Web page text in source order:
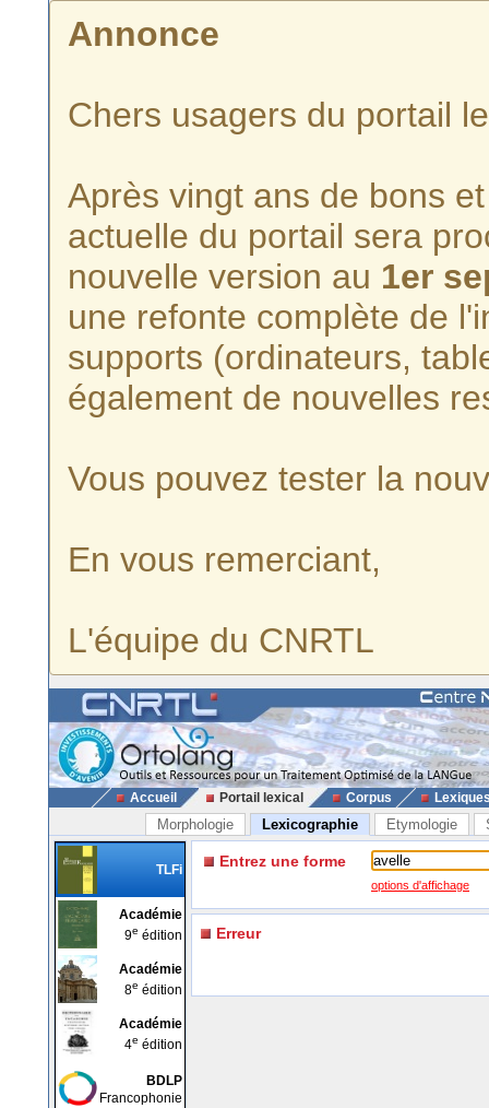
Annonce
Chers usagers du portail
Après vingt ans de bons
actuelle du portail sera
nouvelle version au 1er
une refonte complète de
supports (ordinateurs,
également de nouvelles
Vous pouvez tester la
En vous remerciant,
L'équipe du CNRTL
Accueil Portail lexical Corpus
Morphologie Lexicographie Etymologie
TLFi
Académie
9e édition
Académie
8e édition
Académie
4e édition
BDLP
Francophonie
Entrez une forme
options d'affichage
Erreur